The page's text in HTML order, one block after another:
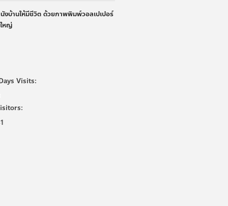
งบ้านให้มีชีวิต ด้วยภาพพิมพ์วอลเปเปอร์
หญ่
Visits: